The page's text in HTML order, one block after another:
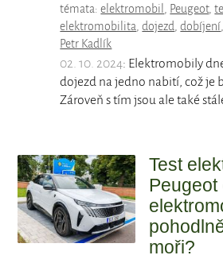
témata:elektromobil , Peugeot,
elektromobilita,dojezd,dobíjení
Petr Kadlík
02. 10. 2024: Elektromobily
dojezd na jedno nabití, což je
Zároveň s tím jsou ale také
Test
Peugeot
moři?